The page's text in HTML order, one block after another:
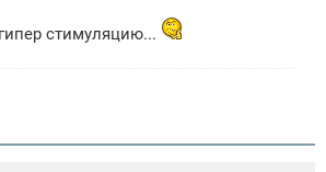
стимуляцию...